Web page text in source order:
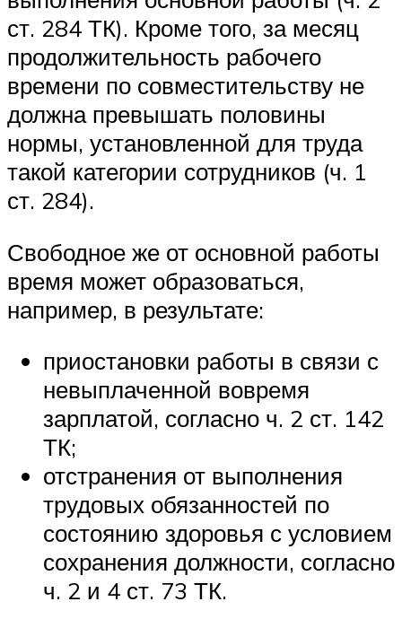
ст. 284 ТК). Кроме того, за месяц
продолжительность рабочего
времени по совместительству не
должна превышать половины
нормы, установленной для труда
такой категории сотрудников (ч. 1
ст. 284).
Свободное же от основной работы
время может образоваться,
например, в результате:
приостановки работы в связи с
невыплаченной вовремя
зарплатой, согласно ч. 2 ст. 142
ТК;
отстранения от выполнения
трудовых обязанностей по
состоянию здоровья с условием
сохранения должности, согласно
ч. 2 и 4 ст. 73 ТК.